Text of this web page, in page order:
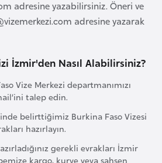
adresine yazabilirsiniz. Öneri ve
adresine yazarak
İzmir'den Nasıl Alabilirsiniz?
Vize Merkezi departmanımızı
talep edin.
belirttiğimiz Burkina Faso Vizesi
hazırlayın.
gerekli evrakları İzmir
kargo, kurye veya şahsen